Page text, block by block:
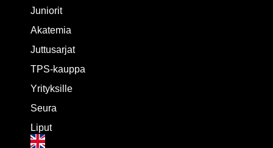
Juniorit
Akatemia
Juttusarjat
TPS-kauppa
Yrityksille
Seura
Liput